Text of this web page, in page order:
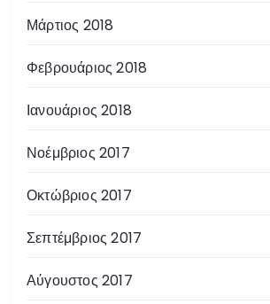
Μάρτιος 2018
Φεβρουάριος 2018
Ιανουάριος 2018
Νοέμβριος 2017
Οκτώβριος 2017
Σεπτέμβριος 2017
Αύγουστος 2017